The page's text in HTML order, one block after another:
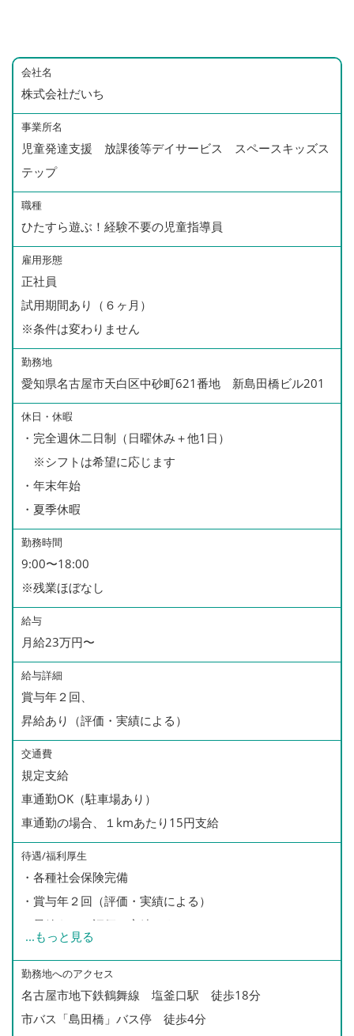
会社名
株式会社だいち
事業所名
児童発達支援 放課後等デイサービス スペースキッズス
テップ
職種
ひたすら遊ぶ！経験不要の児童指導員
雇用形態
正社員
試用期間あり（６ヶ月）
※条件は変わりません
勤務地
愛知県名古屋市天白区中砂町621番地 新島田橋ビル201
休日・休暇
・完全週休二日制（日曜休み＋他1日）
※シフトは希望に応じます
・年末年始
・夏季休暇
勤務時間
9:00〜18:00
※残業ほぼなし
給与
月給23万円〜
給与詳細
賞与年２回、
昇給あり（評価・実績による）
交通費
規定支給
車通勤OK（駐車場あり）
車通勤の場合、１kmあたり15円支給
待遇/福利厚生
・各種社会保険完備
・賞与年２回（評価・実績による）
・昇給あり（評価・実績による）
・交通費支給
・車通勤OK（駐車場あり）
・定期健康診断
・年次有給休暇
...もっと見る
勤務地へのアクセス
名古屋市地下鉄鶴舞線 塩釜口駅 徒歩18分
市バス「島田橋」バス停 徒歩4分